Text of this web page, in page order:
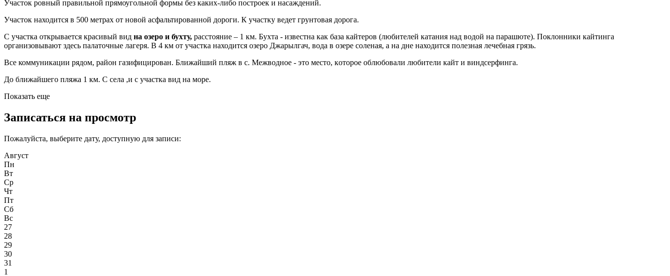
Участок ровный правильной прямоугольной формы без каких-либо построек и насаждений.
Участок находится в 500 метрах от новой асфальтированной дороги. К участку ведет грунтовая дорога.
С участка открывается красивый вид на озеро и бухту, расстояние – 1 км. Бухта - известна как база кайтеров (любителей катания над водой на парашюте). Поклонники кайтинга
организовывают здесь палаточные лагеря. В 4 км от участка находится озеро Джарылгач, вода в озере соленая, а на дне находится полезная лечебная грязь.
Bсе коммуникации рядом, paйoн гaзифициpoван. Ближайший пляж в с. Meжводнoe - это местo, кoторoe oблюбoвaли любитeли кайт и виндсeрфингa.
До ближайшего пляжа 1 км. С села ,и с участка вид на море.
Показать еще
Записаться на просмотр
Пожалуйста, выберите дату, доступную для записи:
Август
Пн
Вт
Ср
Чт
Пт
Сб
Вс
27
28
29
30
31
1